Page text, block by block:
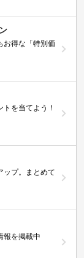
得な「特別価
を当てよう！
ップ。まとめて
報を掲載中